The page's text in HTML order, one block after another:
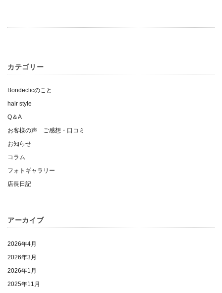
カテゴリー
Bondeclicのこと
hair style
Q＆A
お客様の声 ご感想・口コミ
お知らせ
コラム
フォトギャラリー
店長日記
アーカイブ
2026年4月
2026年3月
2026年1月
2025年11月